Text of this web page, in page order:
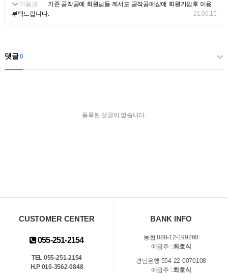
다음글
기존 공작공예 회원님들 께서도 공작공예샵에 회원가입후 이용
부탁드립니다.
21.06.15
댓글0
등록된 댓글이 없습니다.
CUSTOMER CENTER
055-251-2154
TEL 055-251-2154
H.P 010-3562-0848
BANK INFO
농협:888-12-199268
예금주 : 최호식
경남은행 554-22-0070108
예금주 : 최호식